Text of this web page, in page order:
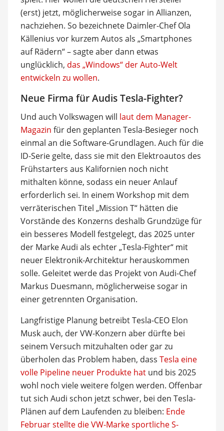
(erst) jetzt, möglicherweise sogar in Allianzen,
nachziehen. So bezeichnete Daimler-Chef Ola
Källenius vor kurzem Autos als „Smartphones
auf Rädern“ – sagte aber dann etwas
unglücklich, das „Windows“ der Auto-Welt
entwickeln zu wollen.
Neue Firma für Audis Tesla-Fighter?
Und auch Volkswagen will laut dem Manager-
Magazin für den geplanten Tesla-Besieger noch
einmal an die Software-Grundlagen. Auch für die
ID-Serie gelte, dass sie mit den Elektroautos des
Frühstarters aus Kalifornien noch nicht
mithalten könne, sodass ein neuer Anlauf
erforderlich sei. In einem Workshop mit dem
verräterischen Titel „Mission T“ hätten die
Vorstände des Konzerns deshalb Grundzüge für
ein besseres Modell festgelegt, das 2025 unter
der Marke Audi als echter „Tesla-Fighter“ mit
neuer Elektronik-Architektur herauskommen
solle. Geleitet werde das Projekt von Audi-Chef
Markus Duesmann, möglicherweise sogar in
einer getrennten Organisation.
Langfristige Planung betreibt Tesla-CEO Elon
Musk auch, der VW-Konzern aber dürfte bei
seinem Versuch mitzuhalten oder gar zu
überholen das Problem haben, dass Tesla eine
volle Pipeline neuer Produkte hatund bis 2025
wohl noch viele weitere folgen werden. Offenbar
tut sich Audi schon jetzt schwer, bei den Tesla-
Plänen auf dem Laufenden zu bleiben: Ende
Februar stellte die VW-Marke sportliche S-